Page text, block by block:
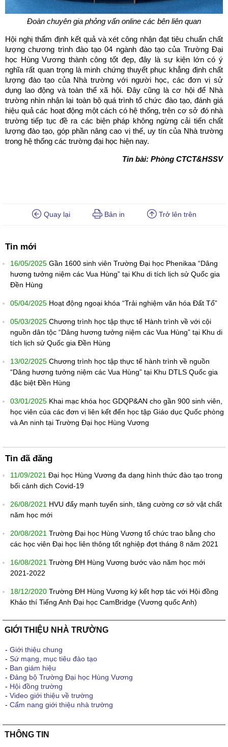
Đoàn chuyên gia phỏng vấn online các bên liên quan
Hội nghị thẩm định kết quả và xét công nhận đạt tiêu chuẩn chất
lượng chương trình đào tạo 04 ngành đào tạo của Trường Đại
học Hùng Vương thành công tốt đẹp, đây là sự kiện lớn có ý
nghĩa rất quan trọng là minh chứng thuyết phục khẳng định chất
lượng đào tạo của Nhà trường với người học, các đơn vị sử
dụng lao động và toàn thể xã hội. Đây cũng là cơ hội để Nhà
trường nhìn nhận lại toàn bộ quá trình tổ chức đào tạo, đánh giá
hiệu quả các hoạt động một cách có hệ thống, trên cơ sở đó nhà
trường tiếp tục đề ra các biện pháp không ngừng cải tiến chất
lượng đào tạo, góp phần nâng cao vị thế, uy tín của Nhà trường
trong hệ thống các trường đại học hiện nay.
Tin bài: Phòng CTCT&HSSV
Quay lại Bản in Trở lên trên
Tin mới
16/05/2025 Gần 1600 sinh viên Trường Đại học Phenikaa “Dâng
hương tưởng niệm các Vua Hùng” tại Khu di tích lịch sử Quốc gia
Đền Hùng
05/04/2025 Hoạt động ngoại khóa “Trải nghiệm văn hóa Đất Tổ”
05/03/2025 Chương trình học tập thực tế Hành trình về với cội
nguồn dân tộc “Dâng hương tưởng niệm các Vua Hùng” tại Khu di
tích lịch sử Quốc gia Đền Hùng
13/02/2025 Chương trình học tập thực tế hành trình về nguồn
“Dâng hương tưởng niệm các Vua Hùng” tại Khu DTLS Quốc gia
đặc biệt Đền Hùng
03/01/2025 Khai mạc khóa học GDQP&AN cho gần 900 sinh viên,
học viên của các đơn vị liên kết đến học tập Giáo dục Quốc phòng
và An ninh tại Trường Đại học Hùng Vương
Tin đã đăng
11/09/2021 Đại học Hùng Vương đa dạng hình thức đào tạo trong
bối cảnh dịch Covid-19
26/08/2021 HVU đẩy mạnh tuyển sinh, tăng cường cơ sở vật chất
năm học mới
20/08/2021 Trường Đại học Hùng Vương tổ chức trao bằng cho
các học viên Đại học liên thông tốt nghiệp đợt tháng 8 năm 2021
16/08/2021 Trường ĐH Hùng Vương bước vào năm học mới
2021-2022
18/12/2020 Trường ĐH Hùng Vương ký kết hợp tác với Hội đồng
Khảo thí Tiếng Anh Đại học CamBridge (Vương quốc Anh)
GIỚI THIỆU NHÀ TRƯỜNG
- Giới thiệu chung
- Sứ mạng, mục tiêu đào tạo
- Ban giám hiệu
- Đảng bộ Trường Đại học Hùng Vương
- Hội đồng trường
- Video giới thiệu về trường
- Cẩm nang giới thiệu nhà trường
THÔNG TIN